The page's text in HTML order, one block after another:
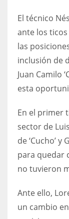
DEN
24
20
NE
16
El técnico
ante los
las
inclusión de
Juan Camilo
esta
En el primer
sector de
de ‘Cucho’
para quedar
no tuvieron
Ante ello,
un cambio